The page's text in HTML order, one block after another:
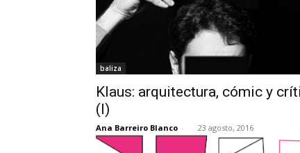
baliza
Klaus: arquitectura, cómic y
(I)
Ana Barreiro Blanco - 23 agosto, 2016